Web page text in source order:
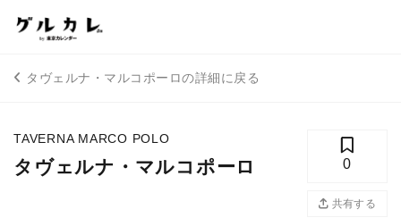
タヴェルナ・マルコポーロの詳細に戻る
TAVERNA MARCO POLO
タヴェルナ・マルコポーロ 0
共有する